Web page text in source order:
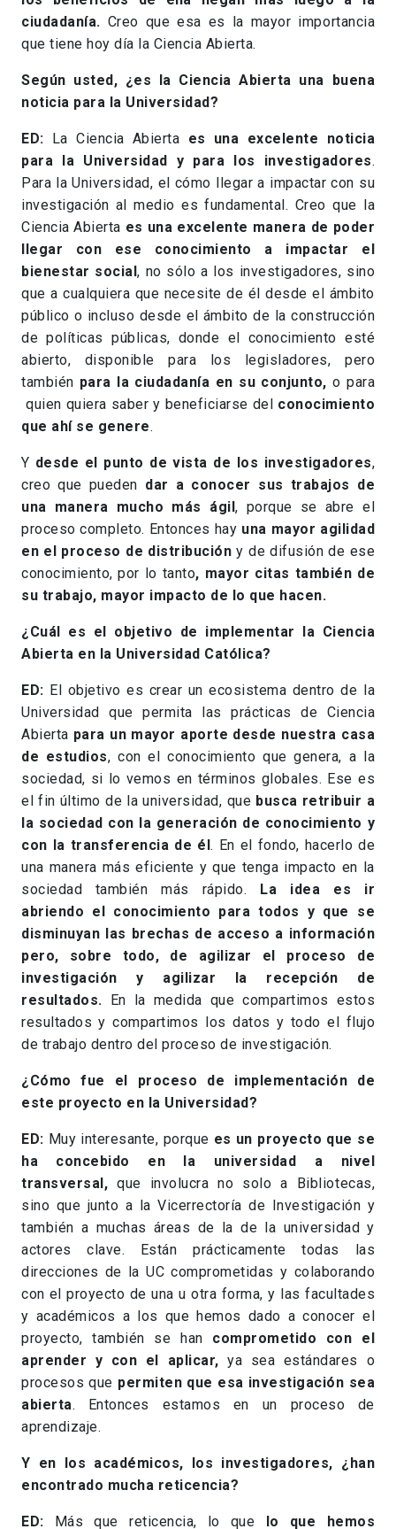
ciudadanía. Creo que esa es la mayor importancia
que tiene hoy día la Ciencia Abierta.
Según usted, ¿es la Ciencia Abierta una buena
noticia para la Universidad?
ED: La Ciencia Abierta es una excelente noticia
para la Universidad y para los investigadores.
Para la Universidad, el cómo llegar a impactar con su
investigación al medio es fundamental. Creo que la
Ciencia Abierta es una excelente manera de poder
llegar con ese conocimiento a impactar el
bienestar social, no sólo a los investigadores, sino
que a cualquiera que necesite de él desde el ámbito
público o incluso desde el ámbito de la construcción
de políticas públicas, donde el conocimiento esté
abierto, disponible para los legisladores, pero
también para la ciudadanía en su conjunto, o para
quien quiera saber y beneficiarse del conocimiento
que ahí se genere.
Y desde el punto de vista de los investigadores,
creo que pueden dar a conocer sus trabajos de
una manera mucho más ágil, porque se abre el
proceso completo. Entonces hay una mayor agilidad
en el proceso de distribución y de difusión de ese
conocimiento, por lo tanto, mayor citas también de
su trabajo, mayor impacto de lo que hacen.
¿Cuál es el objetivo de implementar la Ciencia
Abierta en la Universidad Católica?
ED: El objetivo es crear un ecosistema dentro de la
Universidad que permita las prácticas de Ciencia
Abierta para un mayor aporte desde nuestra casa
de estudios, con el conocimiento que genera, a la
sociedad, si lo vemos en términos globales. Ese es
el fin último de la universidad, que busca retribuir a
la sociedad con la generación de conocimiento y
con la transferencia de él. En el fondo, hacerlo de
una manera más eficiente y que tenga impacto en la
sociedad también más rápido. La idea es ir
abriendo el conocimiento para todos y que se
disminuyan las brechas de acceso a información
pero, sobre todo, de agilizar el proceso de
investigación y agilizar la recepción de
resultados. En la medida que compartimos estos
resultados y compartimos los datos y todo el flujo
de trabajo dentro del proceso de investigación.
¿Cómo fue el proceso de implementación de
este proyecto en la Universidad?
ED: Muy interesante, porque es un proyecto que se
ha concebido en la universidad a nivel
transversal, que involucra no solo a Bibliotecas,
sino que junto a la Vicerrectoría de Investigación y
también a muchas áreas de la de la universidad y
actores clave. Están prácticamente todas las
direcciones de la UC comprometidas y colaborando
con el proyecto de una u otra forma, y las facultades
y académicos a los que hemos dado a conocer el
proyecto, también se han comprometido con el
aprender y con el aplicar, ya sea estándares o
procesos que permiten que esa investigación sea
abierta. Entonces estamos en un proceso de
aprendizaje.
Y en los académicos, los investigadores, ¿han
encontrado mucha reticencia?
ED: Más que reticencia, lo que lo que hemos